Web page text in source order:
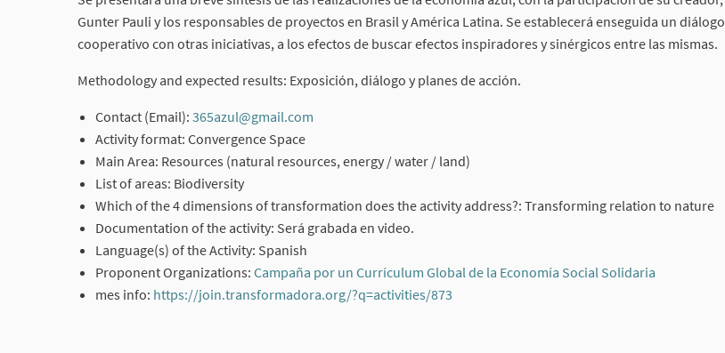
Gunter Pauli y los responsables de proyectos en Brasil y América Latina. Se establecerá enseguida un diálogo
cooperativo con otras iniciativas, a los efectos de buscar efectos inspiradores y sinérgicos entre las mismas.
Methodology and expected results: Exposición, diálogo y planes de acción.
Contact (Email): 365azul@gmail.com
Activity format: Convergence Space
Main Area: Resources (natural resources, energy / water / land)
List of areas: Biodiversity
Which of the 4 dimensions of transformation does the activity address?: Transforming relation to nature
Documentation of the activity: Será grabada en video.
Language(s) of the Activity: Spanish
Proponent Organizations: Campaña por un Currículum Global de la Economía Social Solidaria
mes info: https://join.transformadora.org/?q=activities/873